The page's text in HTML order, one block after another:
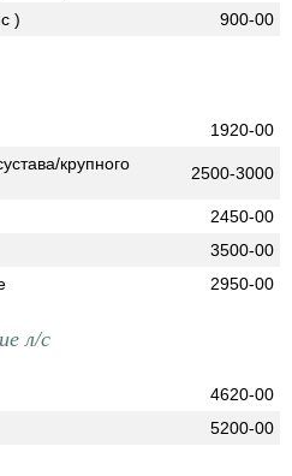
)
900-00
1920-00
крупного
2500-3000
2450-00
3500-00
2950-00
л/с
4620-00
5200-00